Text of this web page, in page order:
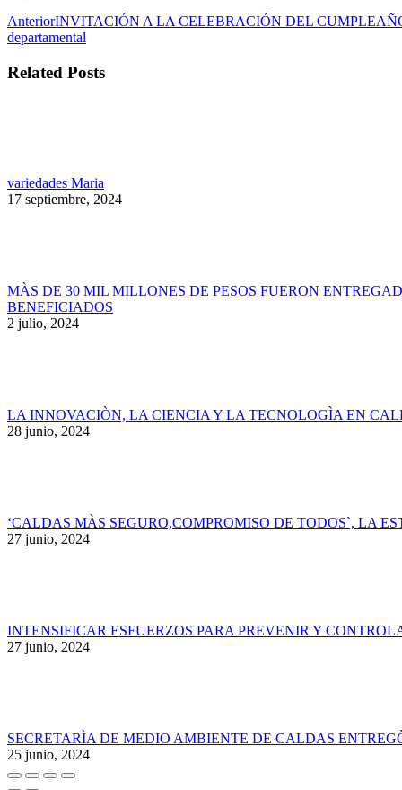
Navegación
entre
publicaciones
AnteriorPublicación
anterior:
INVITACIÓN A LA CELEBRACIÓN DEL
departamental
Related Posts
variedades Maria
17 septiembre, 2024
MÀS DE 30 MIL MILLONES DE PESOS FUERON
BENEFICIADOS
2 julio, 2024
LA INNOVACIÒN, LA CIENCIA Y LA TECNOLOGÌA EN
28 junio, 2024
‘CALDAS MÀS SEGURO,COMPROMISO DE TODOS`, LA
27 junio, 2024
INTENSIFICAR ESFUERZOS PARA PREVENIR Y
27 junio, 2024
SECRETARÌA DE MEDIO AMBIENTE DE CALDAS
25 junio, 2024
Ir
a